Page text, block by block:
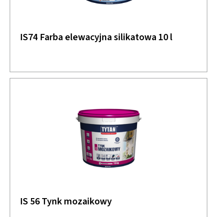
IS74 Farba elewacyjna silikatowa 10 l
IS 56 Tynk mozaikowy